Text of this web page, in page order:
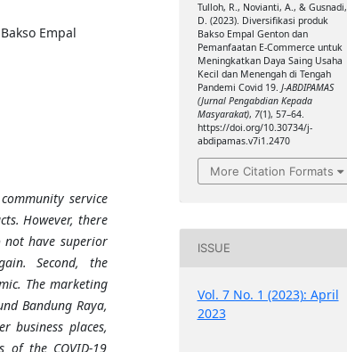
Empal
service
However, there
have superior
Second, the
. The marketing
Bandung Raya,
business places,
of the COVID-19
Tulloh, R., Novianti, A., & Gusnadi,
D. (2023). Diversifikasi produk
Bakso Empal Genton dan
Pemanfaatan E-Commerce untuk
Meningkatkan Daya Saing Usaha
Kecil dan Menengah di Tengah
Pandemi Covid 19. J-ABDIPAMAS
(Jurnal Pengabdian Kepada
Masyarakat), 7(1), 57–64.
https://doi.org/10.30734/j-
abdipamas.v7i1.2470
More Citation Formats
ISSUE
Vol. 7 No. 1 (2023): April
2023